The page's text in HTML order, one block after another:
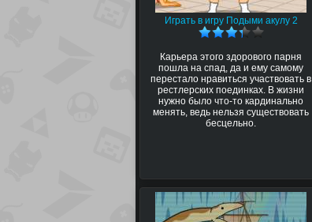
Играть в игру Подыми акулу 2
Карьера этого здорового парня
пошла на спад, да и ему самому
перестало нравиться участвовать в
рестлерских поединках. В жизни
нужно было что-то кардинально
менять, ведь нельзя существовать
бесцельно.